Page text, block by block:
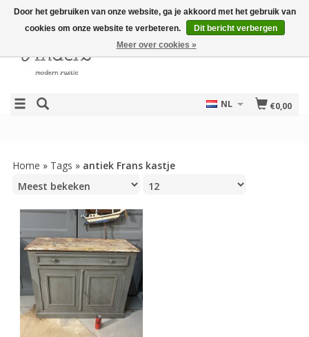
€0,00
NL
Home » Tags » antiek Frans kastje
Door het gebruiken van onze website, ga je akkoord met het gebruik van
cookies om onze website te verbeteren.
Dit bericht verbergen
Meer over cookies »